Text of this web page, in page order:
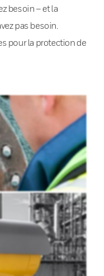
besoin – et la
pas besoin.
pour la protection de